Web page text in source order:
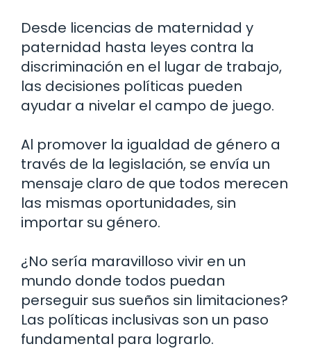
Desde licencias de maternidad y
paternidad hasta leyes contra la
discriminación en el lugar de trabajo,
las decisiones políticas pueden
ayudar a nivelar el campo de juego.
Al promover la igualdad de género a
través de la legislación, se envía un
mensaje claro de que todos merecen
las mismas oportunidades, sin
importar su género.
¿No sería maravilloso vivir en un
mundo donde todos puedan
perseguir sus sueños sin limitaciones?
Las políticas inclusivas son un paso
fundamental para lograrlo.